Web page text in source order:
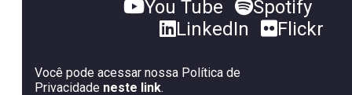
You Tube
Spotify
LinkedIn
Flickr
Você pode acessar nossa Política de
Privacidade neste link.